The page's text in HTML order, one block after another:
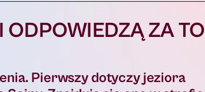
ODPOWIEDZĄ ZA TO
Pierwszy dotyczy jeziora